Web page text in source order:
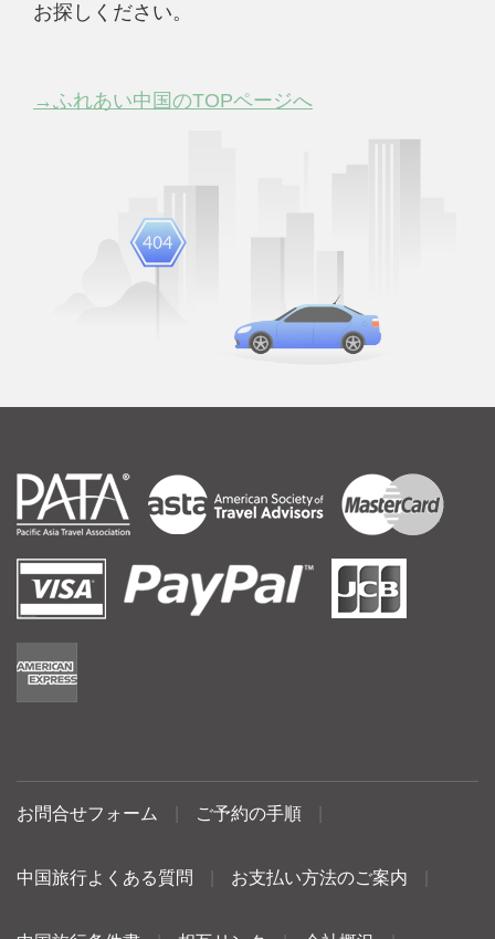
お探しください。
→ふれあい中国のTOPページへ
お問合せフォーム ご予約の手順
中国旅行よくある質問 お支払い方法のご案内